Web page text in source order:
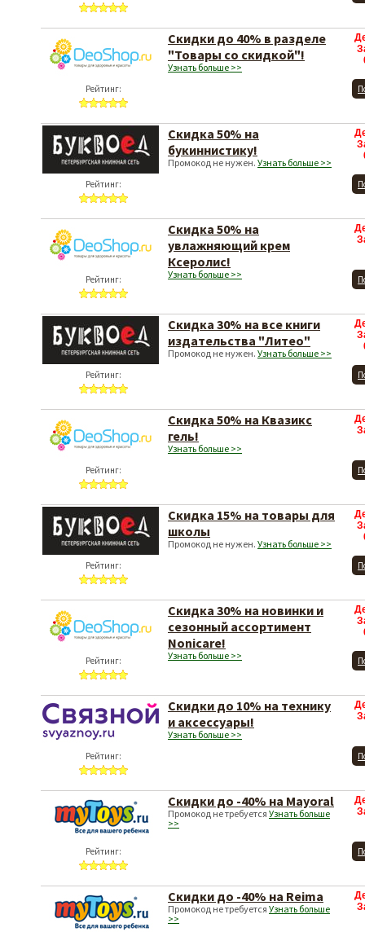
Рейтинг:
Скидки до 40% в разделе
"Товары со скидкой"!
Узнать больше >>
Рейтинг:
Скидка 50% на
букиннистику!
Промокод не нужен. Узнать больше >>
Рейтинг:
Скидка 50% на
увлажняющий крем
Ксеролис!
Узнать больше >>
Рейтинг:
Скидка 30% на все книги
издательства "Литео"
Промокод не нужен. Узнать больше >>
Рейтинг:
Скидка 50% на Квазикс
гель!
Узнать больше >>
Рейтинг:
Скидка 15% на товары для
школы
Промокод не нужен. Узнать больше >>
Рейтинг:
Скидка 30% на новинки и
сезонный ассортимент
Nonicare!
Узнать больше >>
Рейтинг:
Скидки до 10% на технику
и аксессуары!
Узнать больше >>
Рейтинг:
Скидки до -40% на Mayoral
Промокод не требуется Узнать больше
>>
Скидки до -40% на Reima
Промокод не требуется Узнать больше
>>